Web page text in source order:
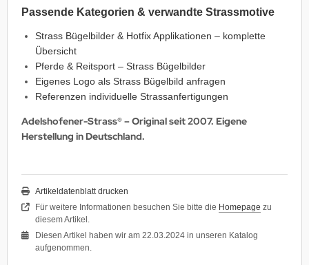
Passende Kategorien & verwandte Strassmotive
Strass Bügelbilder & Hotfix Applikationen – komplette
Übersicht
Pferde & Reitsport – Strass Bügelbilder
Eigenes Logo als Strass Bügelbild anfragen
Referenzen individuelle Strassanfertigungen
Adelshofener-Strass® – Original seit 2007. Eigene
Herstellung in Deutschland.
Artikeldatenblatt drucken
Für weitere Informationen besuchen Sie bitte die Homepage zu
diesem Artikel.
Diesen Artikel haben wir am 22.03.2024 in unseren Katalog
aufgenommen.